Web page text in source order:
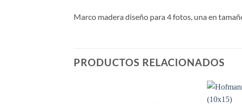
Marco madera diseño para 4 fotos, una en
PRODUCTOS RELACIONADOS